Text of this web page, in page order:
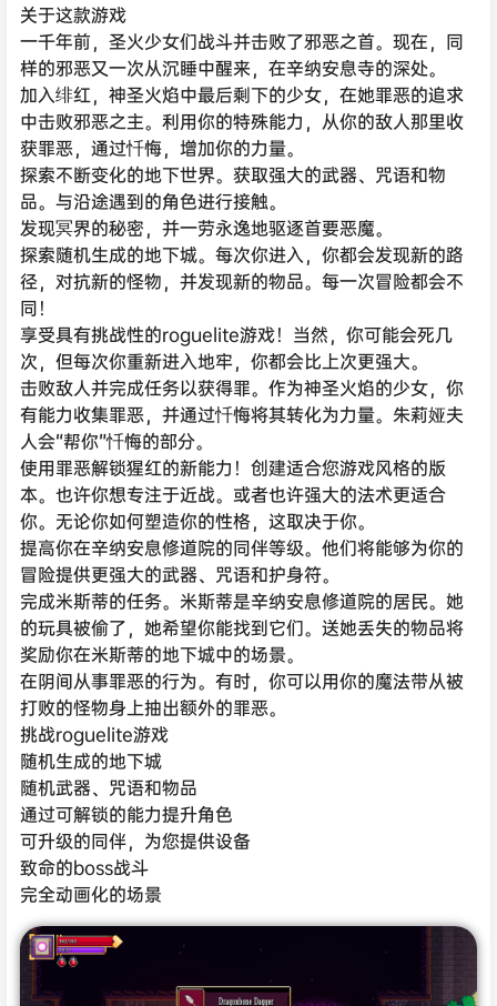
关于这款游戏
一千年前，圣火少女们战斗并击败了邪恶之首。现在，同
样的邪恶又一次从沉睡中醒来，在辛纳安息寺的深处。
加入绯红，神圣火焰中最后剩下的少女，在她罪恶的追求
中击败邪恶之主。利用你的特殊能力，从你的敌人那里收
获罪恶，通过忏悔，增加你的力量。
探索不断变化的地下世界。获取强大的武器、咒语和物
品。与沿途遇到的角色进行接触。
发现冥界的秘密，并一劳永逸地驱逐首要恶魔。
探索随机生成的地下城。每次你进入，你都会发现新的路
径，对抗新的怪物，并发现新的物品。每一次冒险都会不
同！
享受具有挑战性的roguelite游戏！当然，你可能会死几
次，但每次你重新进入地牢，你都会比上次更强大。
击败敌人并完成任务以获得罪。作为神圣火焰的少女，你
有能力收集罪恶，并通过忏悔将其转化为力量。朱莉娅夫
人会“帮你”忏悔的部分。
使用罪恶解锁猩红的新能力！创建适合您游戏风格的版
本。也许你想专注于近战。或者也许强大的法术更适合
你。无论你如何塑造你的性格，这取决于你。
提高你在辛纳安息修道院的同伴等级。他们将能够为你的
冒险提供更强大的武器、咒语和护身符。
完成米斯蒂的任务。米斯蒂是辛纳安息修道院的居民。她
的玩具被偷了，她希望你能找到它们。送她丢失的物品将
奖励你在米斯蒂的地下城中的场景。
在阴间从事罪恶的行为。有时，你可以用你的魔法带从被
打败的怪物身上抽出额外的罪恶。
挑战roguelite游戏
随机生成的地下城
随机武器、咒语和物品
通过可解锁的能力提升角色
可升级的同伴，为您提供设备
致命的boss战斗
完全动画化的场景